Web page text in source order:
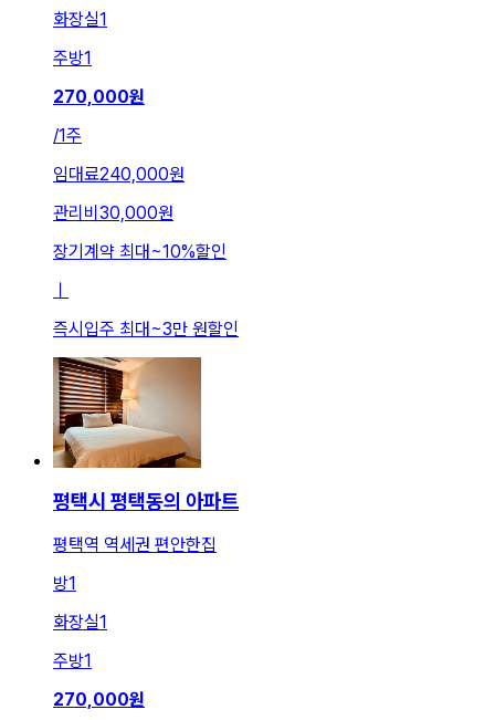
화장실1
주방1
270,000원
/1주
임대료240,000원
관리비 30,000원
장기계약 최대~10%할인
ㅣ
즉시입주 최대~3만 원할인
평택시 평택동의 아파트
평택역 역세권 편안한집
방1
화장실1
주방1
270,000원